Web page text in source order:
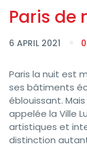
Paris de
6 APRIL 2021
Paris la nuit est
ses bâtiments
éblouissant.
appelée la Ville
artistiques et
distinction